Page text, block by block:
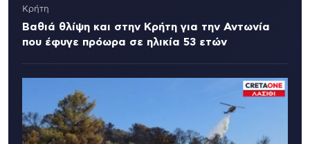
Κρήτη
Βαθιά θλίψη και στην Κρήτη για την Αντωνία
που έφυγε πρόωρα σε ηλικία 53 ετών